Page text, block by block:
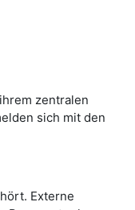
zentralen
sich mit den
Externe